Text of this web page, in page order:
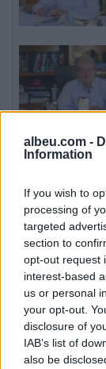
albeu.com -
Information
If you wish to
processing of
targeted
section to
opt-out request
interest-based
us or personal
your opt-out.
disclosure of
IAB’s list of
also be